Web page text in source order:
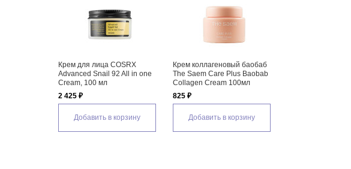
Крем для лица COSRX
Advanced Snail 92 All in one
Cream, 100 мл
2 425 ₽
Добавить в корзину
Крем коллагеновый баобаб
The Saem Care Plus Baobab
Collagen Cream 100мл
825 ₽
Добавить в корзину